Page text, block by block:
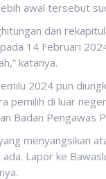
awal tersebut
dan
14 Februari
katanya.
2024 pun
pemilih di luar
Badan Pengawas
menyangsikan
Lapor ke